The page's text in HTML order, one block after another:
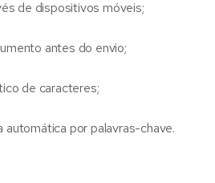
de dispositivos móveis;
antes do envio;
de caracteres;
por palavras-chave.